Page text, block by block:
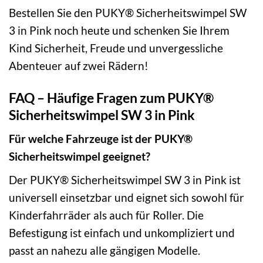
Bestellen Sie den PUKY® Sicherheitswimpel SW
3 in Pink noch heute und schenken Sie Ihrem
Kind Sicherheit, Freude und unvergessliche
Abenteuer auf zwei Rädern!
FAQ – Häufige Fragen zum PUKY®
Sicherheitswimpel SW 3 in Pink
Für welche Fahrzeuge ist der PUKY®
Sicherheitswimpel geeignet?
Der PUKY® Sicherheitswimpel SW 3 in Pink ist
universell einsetzbar und eignet sich sowohl für
Kinderfahrräder als auch für Roller. Die
Befestigung ist einfach und unkompliziert und
passt an nahezu alle gängigen Modelle.